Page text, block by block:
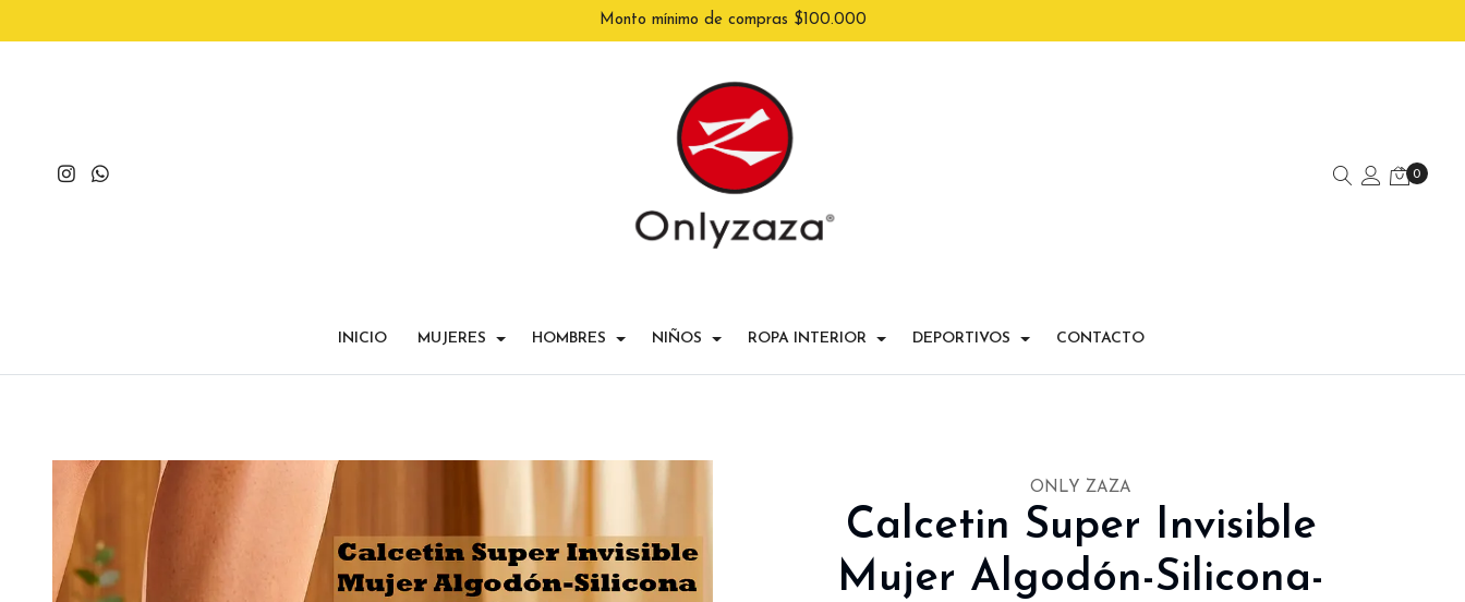
Monto mínimo de compras $100.000
0
INICIO MUJERES HOMBRES NIÑOS ROPA INTERIOR DEPORTIVOS CONTACTO
ONLY ZAZA
Calcetin Super Invisible
Mujer Algodón-Silicona-